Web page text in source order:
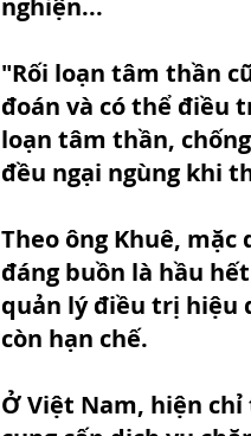
"Rối loạn tâm thần
đoán và có thể điều
loạn tâm thần,
đều ngại ngùng khi
Theo ông Khuê,
đáng buồn là hầu
quản lý điều trị hiệu
còn hạn chế.
Ở Việt Nam, hiện